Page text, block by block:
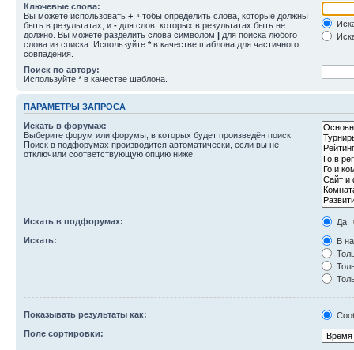
Ключевые слова:
Вы можете использовать + , чтобы определить слова, которые должны
быть в результатах, и - для слов, которых в результатах быть не
должно. Вы можете разделить слова символом | для поиска любого
слова из списка. Используйте * в качестве шаблона для частичного
совпадения.
Поиск по автору:
Используйте * в качестве шаблона.
ПАРАМЕТРЫ ЗАПРОСА
Искать в форумах:
Выберите форум или форумы, в которых будет произведён поиск.
Поиск в подфорумах производится автоматически, если вы не
отключили соответствующую опцию ниже.
Искать в подфорумах:
Да
Искать:
В
Показывать результаты как:
Поле сортировки: